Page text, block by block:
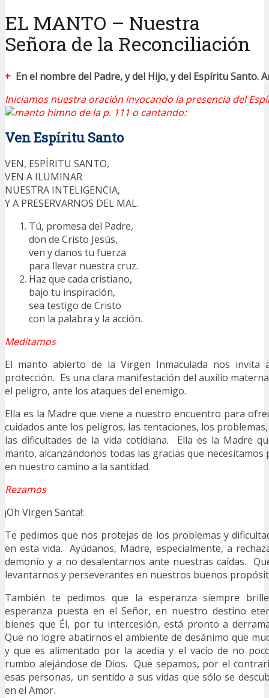
EL MANTO – Nuestra
Señora de la Reconciliación
+ En el nombre del Padre, y del Hijo, y del Espíritu Santo.
Iniciamos nuestra oración invocando la presencia del
himno de la p. 111 o cantando:
Ven Espíritu Santo
VEN, ESPÍRITU SANTO,
VEN A ILUMINAR
NUESTRA INTELIGENCIA,
Y A PRESERVARNOS DEL MAL.
Tú, promesa del Padre,
don de Cristo Jesús,
ven y danos tu fuerza
para llevar nuestra cruz.
Haz que cada cristiano,
bajo tu inspiración,
sea testigo de Cristo
con la palabra y la acción.
Meditamos
El manto abierto de la Virgen Inmaculada nos invita
protección. Es una clara manifestación del auxilio
el peligro, ante los ataques del enemigo.
Ella es la Madre que viene a nuestro encuentro para
cuidados ante los peligros, las tentaciones, los
las dificultades de la vida cotidiana. Ella es la Madre
manto, alcanzándonos todas las gracias que necesitamos
en nuestro camino a la santidad.
Rezamos
¡Oh Virgen Santa!:
Te pedimos que nos protejas de los problemas y
en esta vida. Ayúdanos, Madre, especialmente, a
demonio y a no desalentarnos ante nuestras caídas.
levantarnos y perseverantes en nuestros buenos
También te pedimos que la esperanza siempre
esperanza puesta en el Señor, en nuestro destino
bienes que Él, por tu intercesión, está pronto a
Que no logre abatirnos el ambiente de desánimo que
y que es alimentado por la acedia y el vacío de no
rumbo alejándose de Dios. Que sepamos, por el
esas personas, un sentido a sus vidas que sólo se
en el Amor.